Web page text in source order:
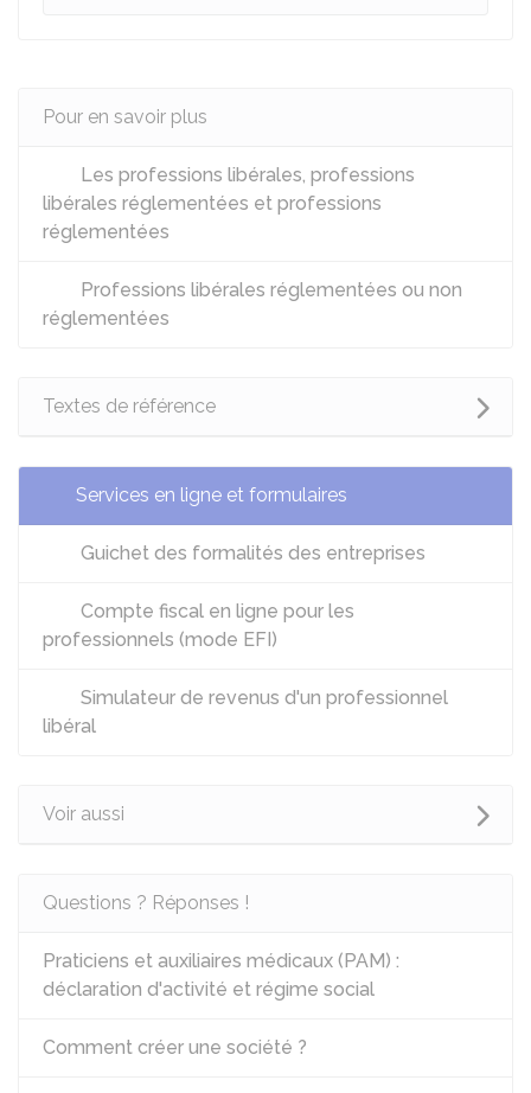
Pour en savoir plus
Les professions libérales, professions
libérales réglementées et professions
réglementées
Professions libérales réglementées ou non
réglementées
Textes de référence
Services en ligne et formulaires
Guichet des formalités des entreprises
Compte fiscal en ligne pour les
professionnels (mode EFI)
Simulateur de revenus d'un professionnel
libéral
Voir aussi
Questions ? Réponses !
Praticiens et auxiliaires médicaux (PAM) :
déclaration d'activité et régime social
Comment créer une société ?